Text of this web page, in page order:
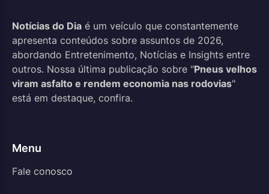
Notícias do Dia é um veículo que constantemente
apresenta conteúdos sobre assuntos de 2026,
abordando Entretenimento, Notícias e Insights entre
outros. Nossa última publicação sobre "Pneus velhos
viram asfalto e rendem economia nas rodovias"
está em destaque, confira.
Menu
Fale conosco